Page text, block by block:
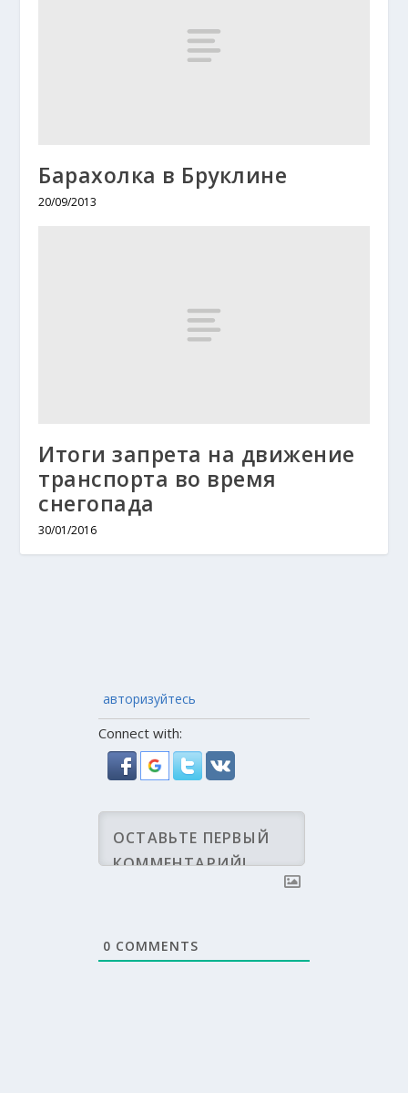
Барахолка в Бруклине
20/09/2013
Итоги запрета на движение
транспорта во время
снегопада
30/01/2016
авторизуйтесь
Connect with:
0 COMMENTS